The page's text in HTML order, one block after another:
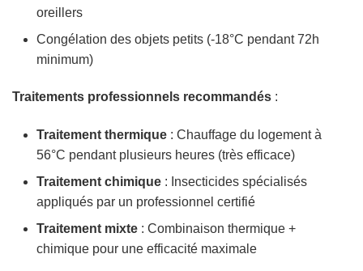
oreillers
Congélation des objets petits (-18°C pendant 72h
minimum)
Traitements professionnels recommandés :
Traitement thermique : Chauffage du logement à
56°C pendant plusieurs heures (très efficace)
Traitement chimique : Insecticides spécialisés
appliqués par un professionnel certifié
Traitement mixte : Combinaison thermique +
chimique pour une efficacité maximale